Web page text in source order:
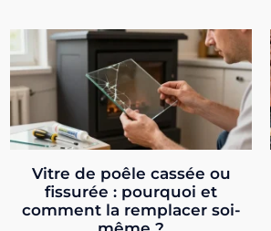
Vitre de poêle cassée ou
fissurée : pourquoi et
comment la remplacer soi-